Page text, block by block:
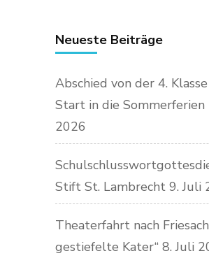
Neueste Beiträge
Abschied von der 4.
Start in die Sommerferien
2026
Stift St. Lambrecht 9. Juli
Theaterfahrt nach
gestiefelte Kater“ 8. Juli